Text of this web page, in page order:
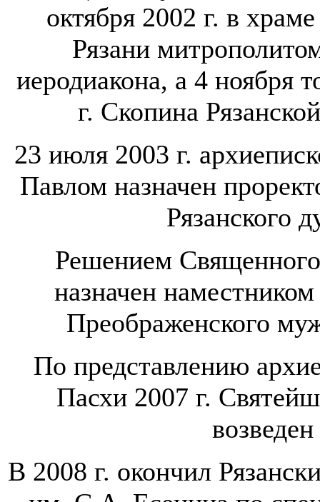
октября 2002 г. в
Рязани
иеродиакона, а 4 ноября
г. Скопина
23 июля 2003 г.
Павлом назначен
Рязанского
Решением
назначен
Преображенского
По представлению
Пасхи 2007 г.
В 2008 г. окончил